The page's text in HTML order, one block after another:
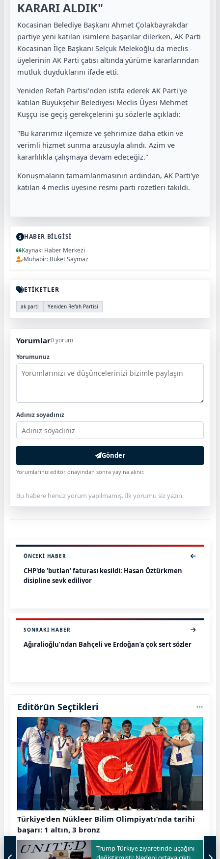
KARARI ALDIK"
Kocasinan Belediye Başkanı Ahmet Çolakbayrakdar
partiye yeni katılan isimlere başarılar dilerken, AK Parti
Kocasinan İlçe Başkanı Selçuk Melekoğlu da meclis
üyelerinin AK Parti çatısı altında yürüme kararlarından
mutluk duyduklarını ifade etti.
Yeniden Refah Partisi'nden istifa ederek AK Parti'ye
katılan Büyükşehir Belediyesi Meclis Üyesi Mehmet
Kuşçu ise geçiş gerekçelerini şu sözlerle açıkladı:
"Bu kararımız ilçemize ve şehrimize daha etkin ve
verimli hizmet sunma arzusuyla alındı. Azim ve
kararlılıkla çalışmaya devam edeceğiz."
Konuşmaların tamamlanmasının ardından, AK Parti'ye
katılan 4 meclis üyesine resmi parti rozetleri takıldı.
HABER BİLGİSİ
Kaynak: Haber Merkezi
Muhabir: Buket Saymaz
ETİKETLER
ak parti Yeniden Refah Partisi
Yorumlar0 yorum
Yorumunuz
Adınız soyadınız
Gönder
Yorumlarınız editör onayından sonra yayına alınır.
Bu habere henüz yorum yapılmamış. İlk yorumu siz yazın.
ÖNCEKI HABER
CHP'de 'butlan' faturası kesildi: Hasan Öztürkmen
disipline sevk ediliyor
SONRAKI HABER
Ağıralioğlu’ndan Bahçeli ve Erdoğan’a çok sert sözler
Editörün Seçtikleri
Türkiye’den Nükleer Bilim Olimpiyatı’nda tarihi
başarı: 1 altın, 3 bronz
Trump Türkiye ziyaretinde uçağını